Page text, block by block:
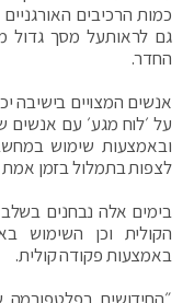
כמות הרכיבים
גם לראותעל מסך גדול
החדר.
אנשים המצויים בישיבה
על ׳לוח מגע׳ עם
ובאמצעות שימוש
לצפות בתמלול בזמן
בימים אלה נבחנים
הקולית וכן השימוש
באמצעות פקודה קולית.
״החידושים בפלטפורמה